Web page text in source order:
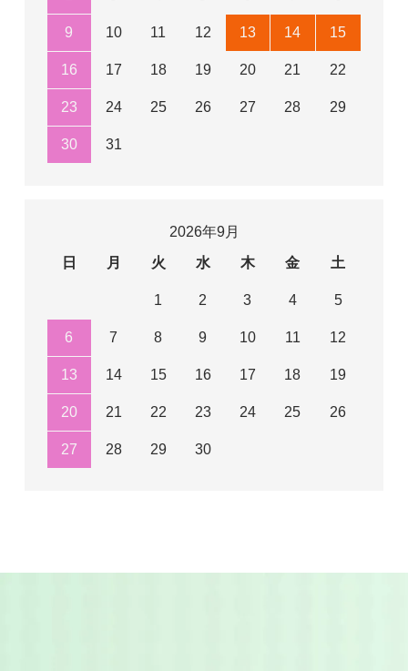
9 10 11 12 13 14 15
16 17 18 19 20 21 22
23 24 25 26 27 28 29
30 31
2026年9月
日
月 火 水 木 金 土
1 2 3 4 5
6 7 8 9 10 11 12
13 14 15 16 17 18 19
20 21 22 23 24 25 26
27 28 29 30